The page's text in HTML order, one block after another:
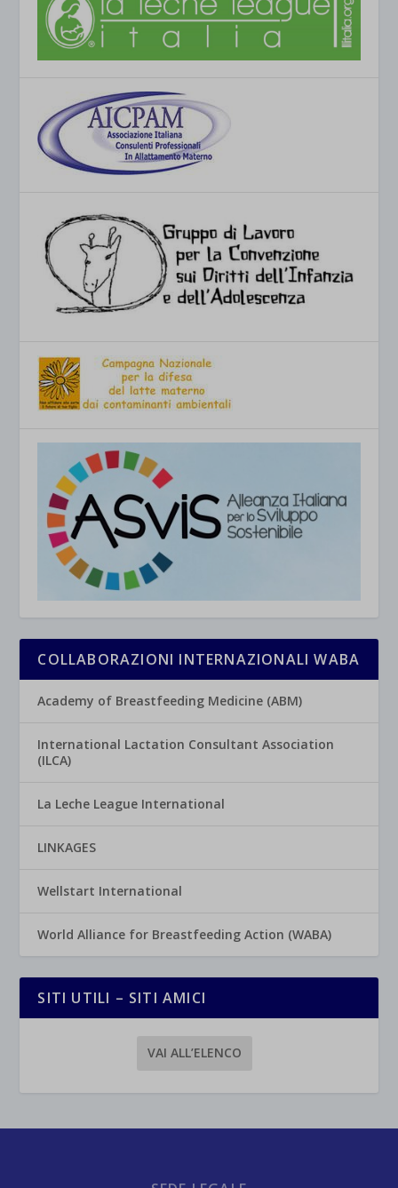
COLLABORAZIONI INTERNAZIONALI WABA
Academy of Breastfeeding Medicine (ABM)
International Lactation Consultant Association
(ILCA)
La Leche League International
LINKAGES
Wellstart International
World Alliance for Breastfeeding Action (WABA)
SITI UTILI – SITI AMICI
VAI ALL’ELENCO